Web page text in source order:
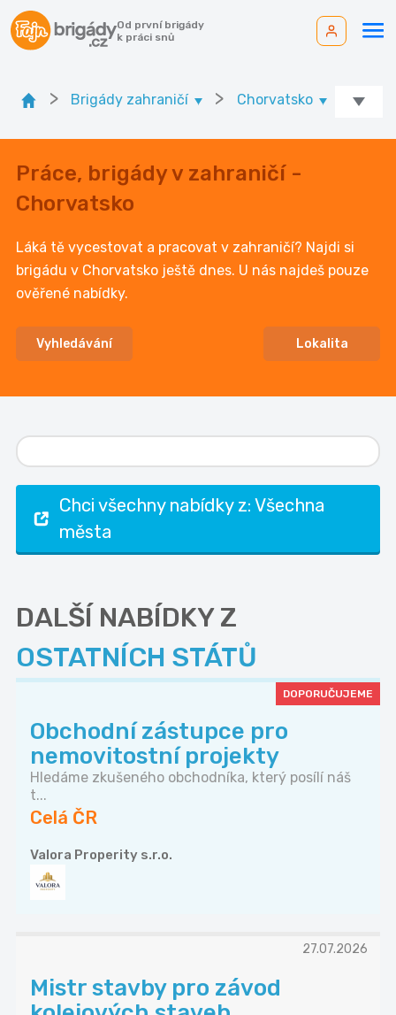
Od první brigády
k práci snů
> Brigády zahraničí > Chorvatsko
Práce, brigády v zahraničí -
Chorvatsko
Láká tě vycestovat a pracovat v zahraničí? Najdi si
brigádu v Chorvatsko ještě dnes. U nás najdeš pouze
ověřené nabídky.
Vyhledávání Lokalita
Chci všechny nabídky z: Všechna
města
DALŠÍ NABÍDKY Z
OSTATNÍCH STÁTŮ
DOPORUČUJEME
Obchodní zástupce pro
nemovitostní projekty
Hledáme zkušeného obchodníka, který posílí náš
t...
Celá ČR
Valora Properity s.r.o.
27.07.2026
Mistr stavby pro závod